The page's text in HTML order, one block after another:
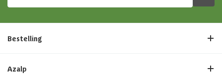
Bestelling
Azalp